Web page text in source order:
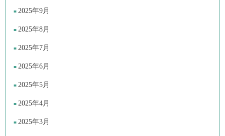
2025年9月
2025年8月
2025年7月
2025年6月
2025年5月
2025年4月
2025年3月